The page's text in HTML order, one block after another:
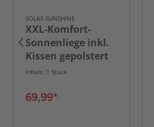
SOLAX-SUNSHINE
XXL-Komfort-
Sonnenliege inkl.
Kissen gepolstert
aus Aluminium,
48 cm - Grau
Inhalt: 1 Stück
69,99*